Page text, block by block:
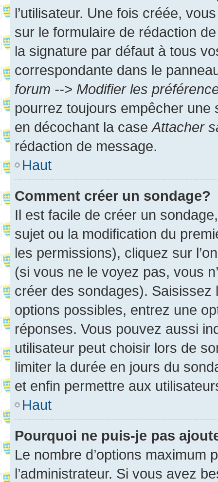
l’utilisateur. Une fois créée,
sur le formulaire de rédaction
la signature par défaut à tous
correspondante dans le
forum --> Modifier les
pourrez toujours empêcher une
en décochant la case Attacher
rédaction de message.
Haut
Comment créer un sondage?
Il est facile de créer un
sujet ou la modification du
les permissions), cliquez sur
(si vous ne le voyez pas, vous
créer des sondages).
options possibles, entrez une
réponses. Vous pouvez aussi
utilisateur peut choisir lors de
limiter la durée en jours du
et enfin permettre aux
Haut
Pourquoi ne puis-je pas
Le nombre d’options maximum
l’administrateur. Si vous avez